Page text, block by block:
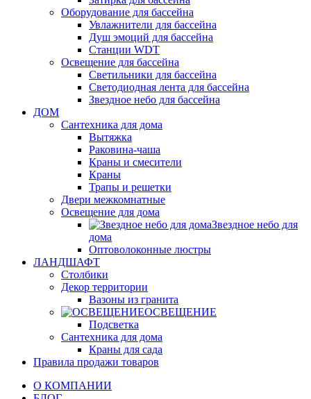
Оборудование для бассейна
Увлажнители для бассейна
Душ эмоций для бассейна
Станции WDT
Освещение для бассейна
Светильники для бассейна
Светодиодная лента для бассейна
Звездное небо для бассейна
ДОМ
Сантехника для дома
Вытяжка
Раковина-чаша
Краны и смесители
Краны
Трапы и решетки
Двери межкомнатные
Освещение для дома
Звездное небо для
дома
Оптоволоконные люстры
ЛАНДШАФТ
Столбики
Декор территории
Вазоны из гранита
ОСВЕЩЕНИЕ
Подсветка
Сантехника для дома
Краны для сада
Правила продажи товаров
О КОМПАНИИ